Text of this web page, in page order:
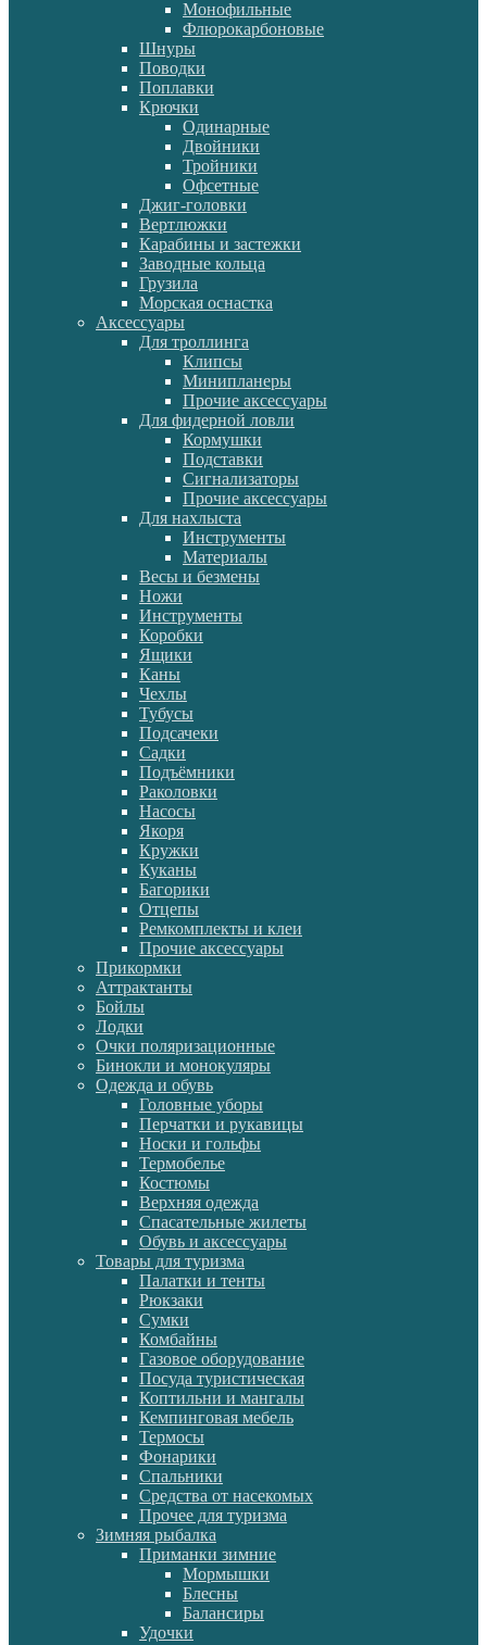
Монофильные
Флюрокарбоновые
Шнуры
Поводки
Поплавки
Крючки
Одинарные
Двойники
Тройники
Офсетные
Джиг-головки
Вертлюжки
Карабины и застежки
Заводные кольца
Грузила
Морская оснастка
Аксессуары
Для троллинга
Клипсы
Минипланеры
Прочие аксессуары
Для фидерной ловли
Кормушки
Подставки
Сигнализаторы
Прочие аксессуары
Для нахлыста
Инструменты
Материалы
Весы и безмены
Ножи
Инструменты
Коробки
Ящики
Каны
Чехлы
Тубусы
Подсачеки
Садки
Подъёмники
Раколовки
Насосы
Якоря
Кружки
Куканы
Багорики
Отцепы
Ремкомплекты и клеи
Прочие аксессуары
Прикормки
Аттрактанты
Бойлы
Лодки
Очки поляризационные
Бинокли и монокуляры
Одежда и обувь
Головные уборы
Перчатки и рукавицы
Носки и гольфы
Термобелье
Костюмы
Верхняя одежда
Спасательные жилеты
Обувь и аксессуары
Товары для туризма
Палатки и тенты
Рюкзаки
Сумки
Комбайны
Газовое оборудование
Посуда туристическая
Коптильни и мангалы
Кемпинговая мебель
Термосы
Фонарики
Спальники
Средства от насекомых
Прочее для туризма
Зимняя рыбалка
Приманки зимние
Мормышки
Блесны
Балансиры
Удочки